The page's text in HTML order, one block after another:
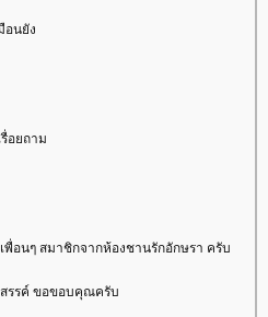
อนยัง
อยถาม
อนๆ สมาชิกจากห้องชานรักอักษรา ครับ
สรรค์ ขอขอบคุณครับ